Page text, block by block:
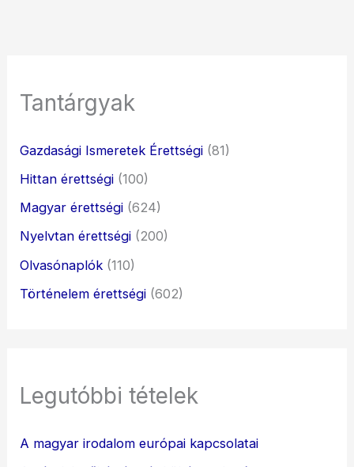
Tantárgyak
Gazdasági Ismeretek Érettségi (81)
Hittan érettségi (100)
Magyar érettségi (624)
Nyelvtan érettségi (200)
Olvasónaplók (110)
Történelem érettségi (602)
Legutóbbi tételek
A magyar irodalom európai kapcsolatai